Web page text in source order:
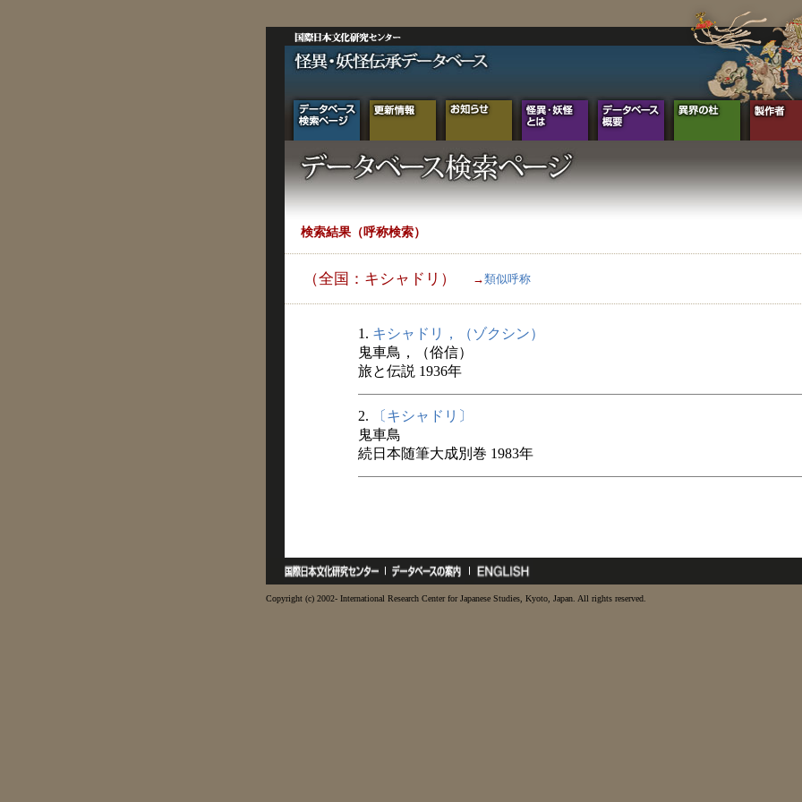
検索結果（呼称検索）
（全国：キシャドリ） →類似呼称
1. キシャドリ，（ゾクシン）
鬼車鳥，（俗信）
旅と伝説 1936年
2.
〔キシャドリ〕
鬼車鳥
続日本随筆大成別巻 1983年
Copyright (c) 2002- International Research Center for Japanese Studies, Kyoto, Japan. All rights reserved.